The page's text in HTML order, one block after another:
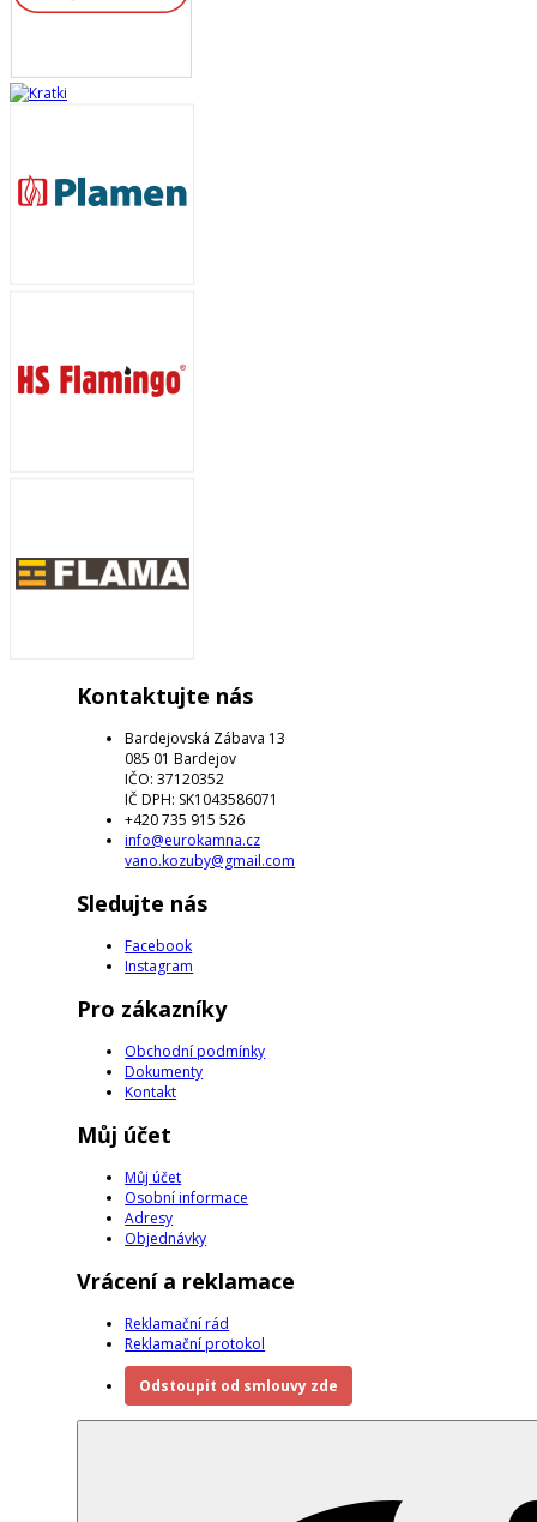
Kontaktujte nás
Bardejovská Zábava 13
085 01 Bardejov
IČO: 37120352
IČ DPH: SK1043586071
+420 735 915 526
info@eurokamna.cz
vano.kozuby@gmail.com
Sledujte nás
Facebook
Instagram
Pro zákazníky
Obchodní podmínky
Dokumenty
Kontakt
Můj účet
Můj účet
Osobní informace
Adresy
Objednávky
Vrácení a reklamace
Reklamační rád
Reklamační protokol
Odstoupit od smlouvy zde